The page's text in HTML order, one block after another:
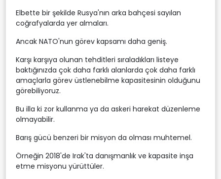
Elbette bir şekilde Rusya'nın arka bahçesi sayılan
coğrafyalarda yer almaları.
Ancak NATO'nun görev kapsamı daha geniş.
Karşı karşıya olunan tehditleri sıraladıkları listeye
baktığınızda çok daha farklı alanlarda çok daha farklı
amaçlarla görev üstlenebilme kapasitesinin olduğunu
görebiliyoruz.
Bu illa ki zor kullanma ya da askeri harekat düzenleme
olmayabilir.
Barış gücü benzeri bir misyon da olması muhtemel.
Örneğin 2018'de Irak'ta danışmanlık ve kapasite inşa
etme misyonu yürüttüler.